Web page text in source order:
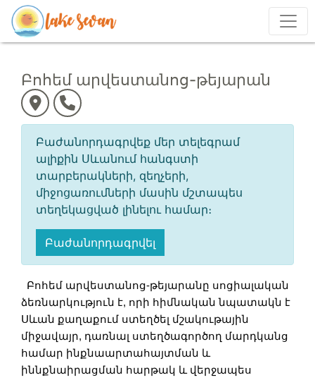
Բոհեմ արվեստանոց-թեյարան
Բաժանորդագրվեք մեր տելեգրամ
ալիքին Սևանում հանգստի
տարբերակների, զեղչերի,
միջոցառումների մասին մշտապես
տեղեկացված լինելու համար։
Բաժանորդագրվել
Բոհեմ արվեստանոց-թեյարանը սոցիալական
ձեռնարկություն է, որի հիմնական նպատակն է
Սևան քաղաքում ստեղծել մշակութային
միջավայր, դառնալ ստեղծագործող մարդկանց
համար ինքնաարտահայտման և
իննքնաիրացման հարթակ և վերջապես